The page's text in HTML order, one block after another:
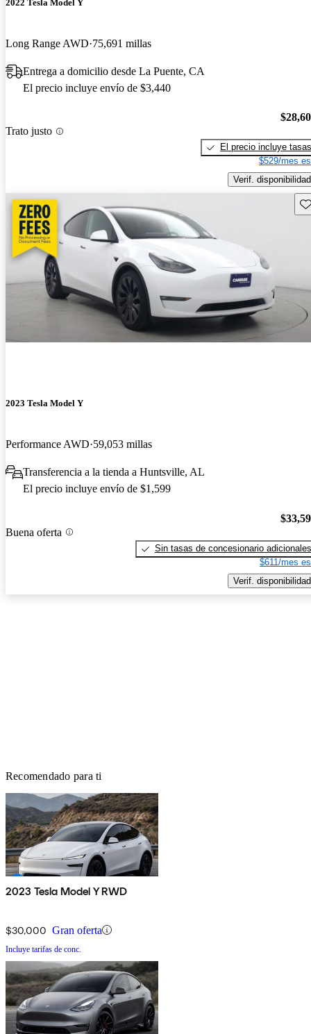
2022 Tesla Model Y
Long Range AWD 75,691 millas
Entrega a domicilio desde La Puente, CA
El precio incluye envío de $3,440
Trato justo
El precio incluye tasas
$529/mes
Verif. disponibilidad
2023 Tesla Model Y
Performance AWD 59,053 millas
Transferencia a la tienda a Huntsville, AL
El precio incluye envío de $1,599
Buena oferta
Sin tasas de concesionario adicionales
$611/mes
Verif. disponibilidad
Recomendado para ti
2023 Tesla Model Y RWD
$30,000 Gran oferta
Incluye tarifas de conc.